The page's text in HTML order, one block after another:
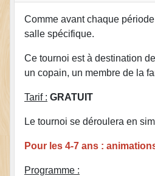
Comme avant chaque
salle spécifique.
Ce tournoi est à destination
un copain, un membre de la
Tarif : GRATUIT
Le tournoi se déroulera en
Pour les 4-7 ans :
Programme :